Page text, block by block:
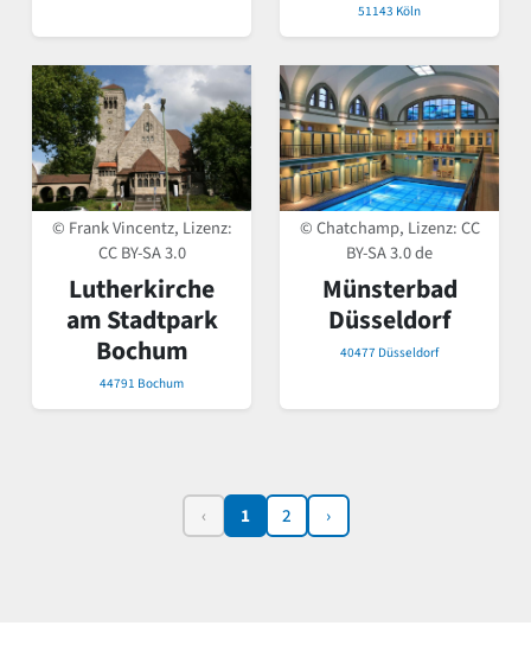
51143 Köln
© Frank Vincentz, Lizenz:
CC BY-SA 3.0
Lutherkirche
am Stadtpark
Bochum
44791 Bochum
© Chatchamp, Lizenz:CC
BY-SA 3.0 de
Münsterbad
Düsseldorf
40477 Düsseldorf
‹ 1 2 ›